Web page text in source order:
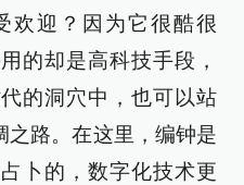
欢迎？因为它很酷很
的却是高科技手段，
的洞穴中，也可以站
之路。在这里，编钟是
卜的，数字化技术更